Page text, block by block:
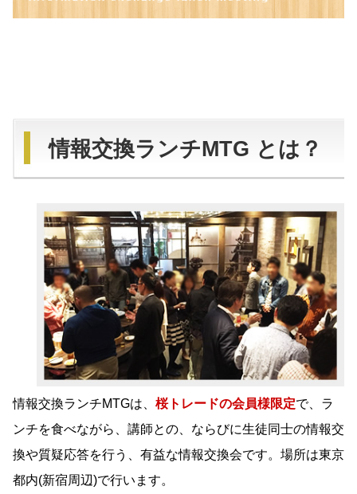
情報交換ランチMTG とは？
情報交換ランチMTGは、 桜トレードの会員様限定で、ラ
ンチを食べながら、講師との、ならびに生徒同士の情報交
換や質疑応答を行う、有益な情報交換会です。場所は東京
都内(新宿周辺)で行います。